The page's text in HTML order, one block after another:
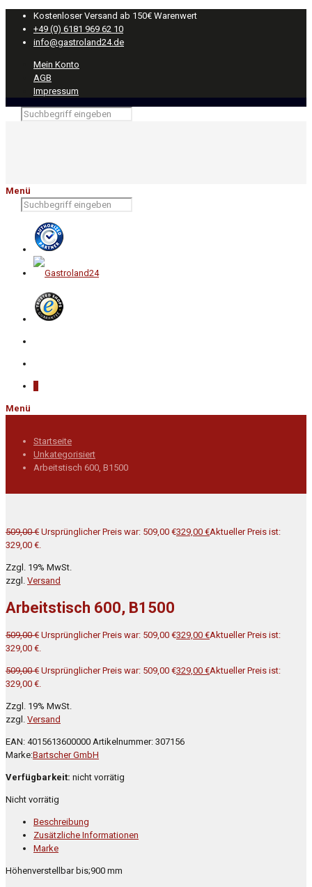
Kostenloser Versand ab 150€ Warenwert
+49 (0) 6181 969 62 10
info@gastroland24.de
Mein Konto
AGB
Impressum
Menü
Menü
Startseite
Unkategorisiert
Arbeitstisch 600, B1500
509,00€ Ursprünglicher Preis war: 509,00 €329,00 €Aktueller Preis ist:
329,00 €.
Zzgl. 19% MwSt.
zzgl. Versand
Arbeitstisch 600, B1500
509,00€ Ursprünglicher Preis war: 509,00 €329,00 €Aktueller Preis ist:
329,00 €.
509,00€ Ursprünglicher Preis war: 509,00 €329,00 €Aktueller Preis ist:
329,00 €.
Zzgl. 19% MwSt.
zzgl. Versand
EAN: 4015613600000 Artikelnummer: 307156
Marke:Bartscher GmbH
Verfügbarkeit: nicht vorrätig
Nicht vorrätig
Beschreibung
Zusätzliche Informationen
Marke
Höhenverstellbar bis;900 mm